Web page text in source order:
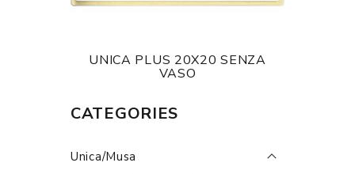
UNICA PLUS 20X20 SENZA
VASO
CATEGORIES
Unica/Musa